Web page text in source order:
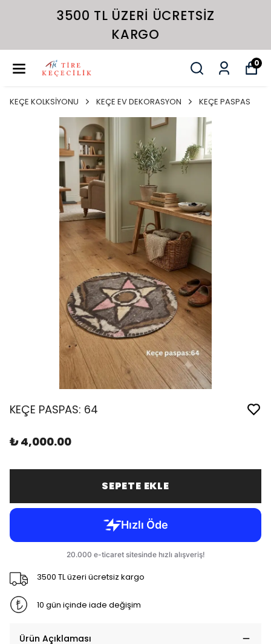
3500 TL ÜZERI ÜCRETSIZ
KARGO
0
KEÇE KOLKSİYONU KEÇE EV DEKORASYON KEÇE PASPAS
KEÇE PASPAS: 64
₺ 4,000.00
SEPETE EKLE
3500 TL üzeri ücretsiz kargo
10 gün içinde iade değişim
Ürün Açıklaması